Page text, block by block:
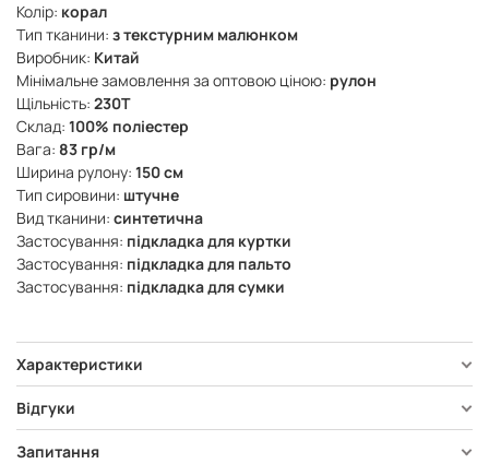
Колір: корал
Тип тканини: з текстурним малюнком
Виробник: Китай
Мінімальне замовлення за оптовою ціною: рулон
Щільність: 230Т
Склад: 100% поліестер
Вага: 83 гр/м
Ширина рулону: 150 см
Тип сировини: штучне
Вид тканини: синтетична
Застосування: підкладка для куртки
Застосування: підкладка для пальто
Застосування: підкладка для сумки
Характеристики
Відгуки
Запитання